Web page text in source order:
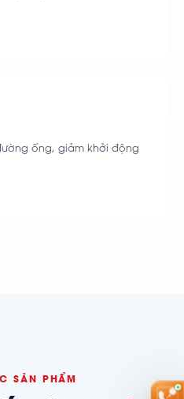
ống, giảm khởi động
SẢN PHẨM